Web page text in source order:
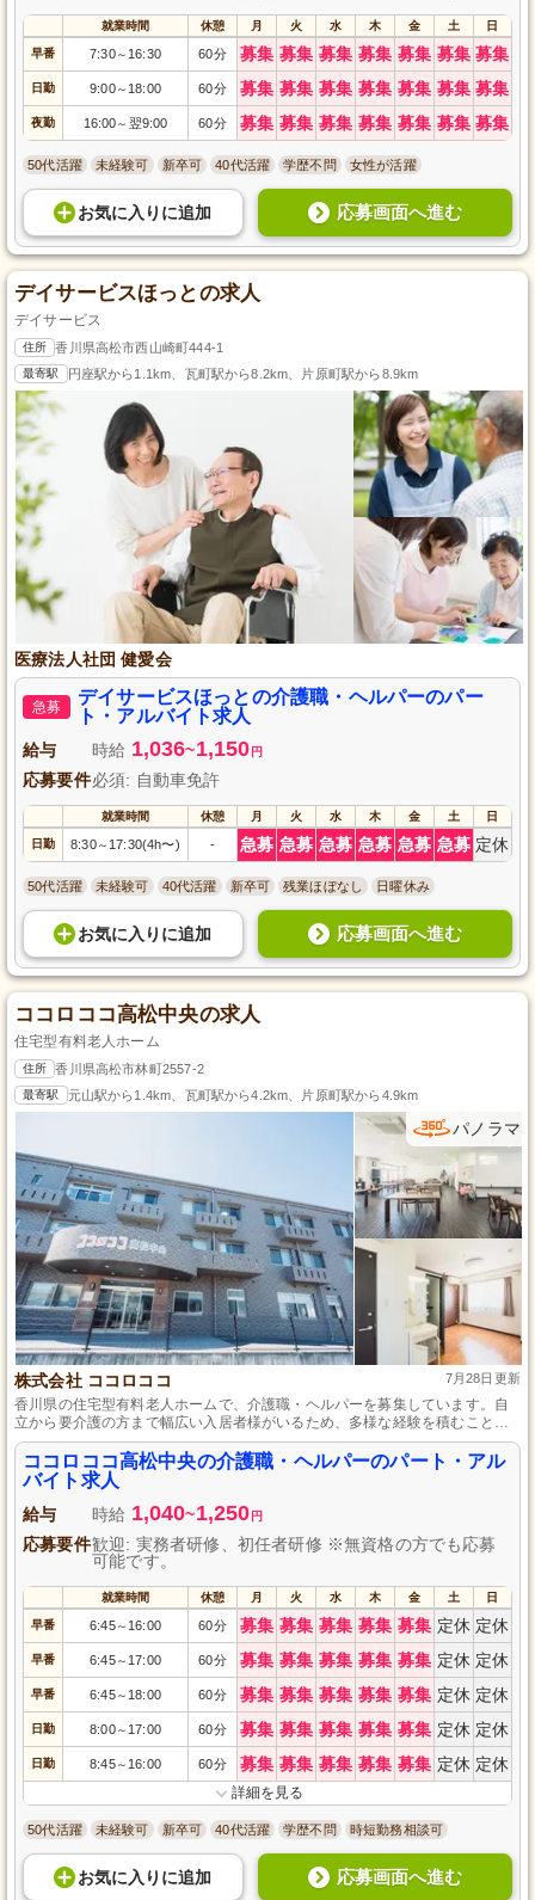
就業時間 休憩 月 火 水 木 金 土 日
早番 7:30～ 16:30 60分 募集 募集 募集 募集 募集 募集 募集
日勤 9:00～ 18:00 60分 募集 募集 募集 募集 募集 募集 募集
夜勤 16:00～ 翌9:00 60分 募集 募集 募集 募集 募集 募集 募集
50代活躍 未経験可 新卒可 40代活躍 学歴不問 女性が活躍
お気に入り に追加 応募画面へ進む
デイサービスほっとの求人
デイサービス
住所 香川県高松市西山崎町444-1
最寄駅 円座駅から1.1km、瓦町駅から8.2km、片原町駅から8.9km
医療法人社団 健愛会
急募
デイサービスほっとの介護職・ヘルパーのパー
ト・アルバイト求人
給与 時給 1,036~1,150 円
応募要件必須: 自動車免許
就業時間 休憩 月 火 水 木 金 土 日
日勤 8:30～ 17:30(4h〜) - 急募 急募 急募 急募 急募 急募 定休
50代活躍 未経験可 40代活躍 新卒可 残業ほぼなし 日曜休み
お気に入り に追加 応募画面へ進む
ココロココ高松中央の求人
住宅型有料老人ホーム
住所 香川県高松市林町2557-2
最寄駅 元山駅から1.4km、瓦町駅から4.2km、片原町駅から4.9km
パノラマ
株式会社 ココロココ 7月28日更新
香川県の住宅型有料老人ホームで、介護職・ヘルパーを募集しています。自
立から要介護の方まで幅広い入居者様がいるため、多様な経験を積むことが
できます。介護職員初任者研修の資格があれば未経験でも歓迎し、育児休暇
や介護休暇の取得推奨など職員の福利厚生も充実しているため、長く安心し
て働ける環境です。
ココロココ高松中央の介護職・ヘルパーのパート・アル
バイト求人
給与 時給 1,040~1,250 円
応募要件歓迎: 実務者研修、初任者研修 ※無資格の方でも応募
可能です。
就業時間 休憩 月 火 水 木 金 土 日
早番 6:45～ 16:00 60分 募集 募集 募集 募集 募集 定休 定休
早番 6:45～ 17:00 60分 募集 募集 募集 募集 募集 定休 定休
早番 6:45～ 18:00 60分 募集 募集 募集 募集 募集 定休 定休
日勤 8:00～ 17:00 60分 募集 募集 募集 募集 募集 定休 定休
日勤 8:45～ 16:00 60分 募集 募集 募集 募集 募集 定休 定休
詳細を見る
50代活躍 未経験可 新卒可 40代活躍 学歴不問 時短勤務相談可
お気に入り に追加 応募画面へ進む